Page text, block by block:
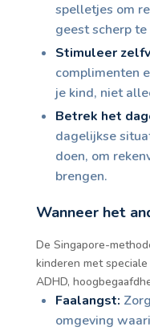
spelletjes om
geest scherp te
Stimuleer
complimenten
je kind, niet
Betrek het
dagelijkse
doen, om
brengen.
Wanneer het
De Singapore-
kinderen met
ADHD,
Faalangst:
omgeving